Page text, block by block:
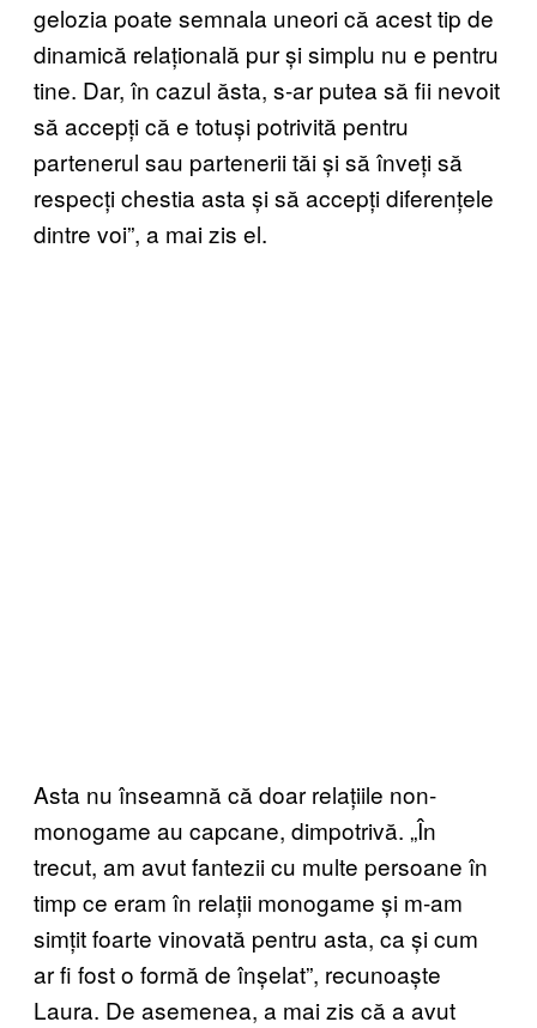
gelozia poate semnala uneori că acest tip de
dinamică relațională pur și simplu nu e pentru
tine. Dar, în cazul ăsta, s-ar putea să fii nevoit
să accepți că e totuși potrivită pentru
partenerul sau partenerii tăi și să înveți să
respecți chestia asta și să accepți diferențele
dintre voi”, a mai zis el.
Asta nu înseamnă că doar relațiile non-
monogame au capcane, dimpotrivă. „În
trecut, am avut fantezii cu multe persoane în
timp ce eram în relații monogame și m-am
simțit foarte vinovată pentru asta, ca și cum
ar fi fost o formă de înșelat”, recunoaște
Laura. De asemenea, a mai zis că a avut